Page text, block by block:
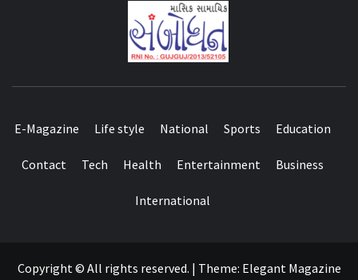
E-Magazine Life style National Sports Education
Contact Tech Health Entertainment Business
International
Copyright © All rights reserved. | Theme: Elegant Magazine